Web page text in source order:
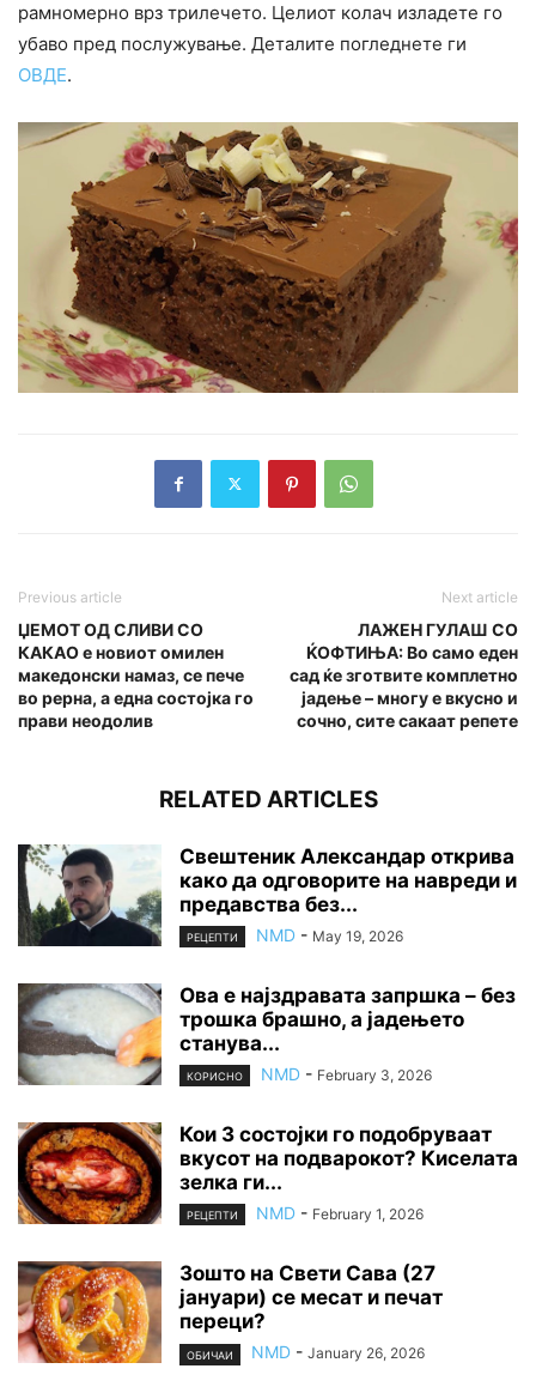
рамномерно врз трилечето. Целиот колач изладете го
убаво пред послужување. Деталите погледнете ги
ОВДЕ.
Previous article
ЏЕМОТ ОД СЛИВИ СО
КАКАО е новиот омилен
македонски намаз, се пече
во рерна, а една состојка го
прави неодолив
Next article
ЛАЖЕН ГУЛАШ СО
ЌОФТИЊА: Во само еден
сад ќе зготвите комплетно
јадење – многу е вкусно и
сочно, сите сакаат репете
RELATED ARTICLES
Свештеник Александар открива
како да одговорите на навреди и
предавства без...
РЕЦЕПТИ NMD - May 19, 2026
Ова е најздравата запршка – без
трошка брашно, а јадењето
станува...
КОРИСНО NMD - February 3, 2026
Кои 3 состојки го подобруваат
вкусот на подварокот? Киселата
зелка ги...
РЕЦЕПТИ NMD - February 1, 2026
Зошто на Свети Сава (27
јануари) се месат и печат
переци?
ОБИЧАИ NMD - January 26, 2026